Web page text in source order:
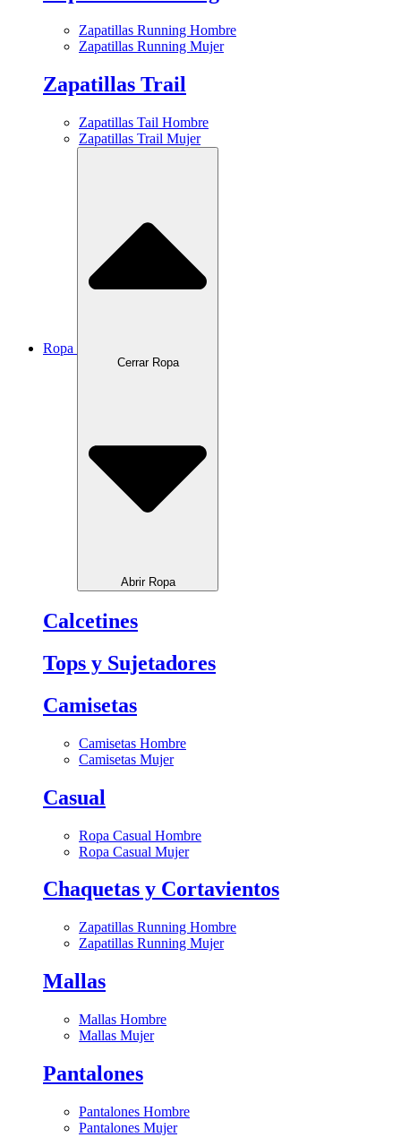
Zapatillas Running Hombre
Zapatillas Running Mujer
Zapatillas Trail
Zapatillas Tail Hombre
Zapatillas Trail Mujer
Ropa
Cerrar Ropa
Abrir Ropa
Calcetines
Tops y Sujetadores
Camisetas
Camisetas Hombre
Camisetas Mujer
Casual
Ropa Casual Hombre
Ropa Casual Mujer
Chaquetas y Cortavientos
Zapatillas Running Hombre
Zapatillas Running Mujer
Mallas
Mallas Hombre
Mallas Mujer
Pantalones
Pantalones Hombre
Pantalones Mujer